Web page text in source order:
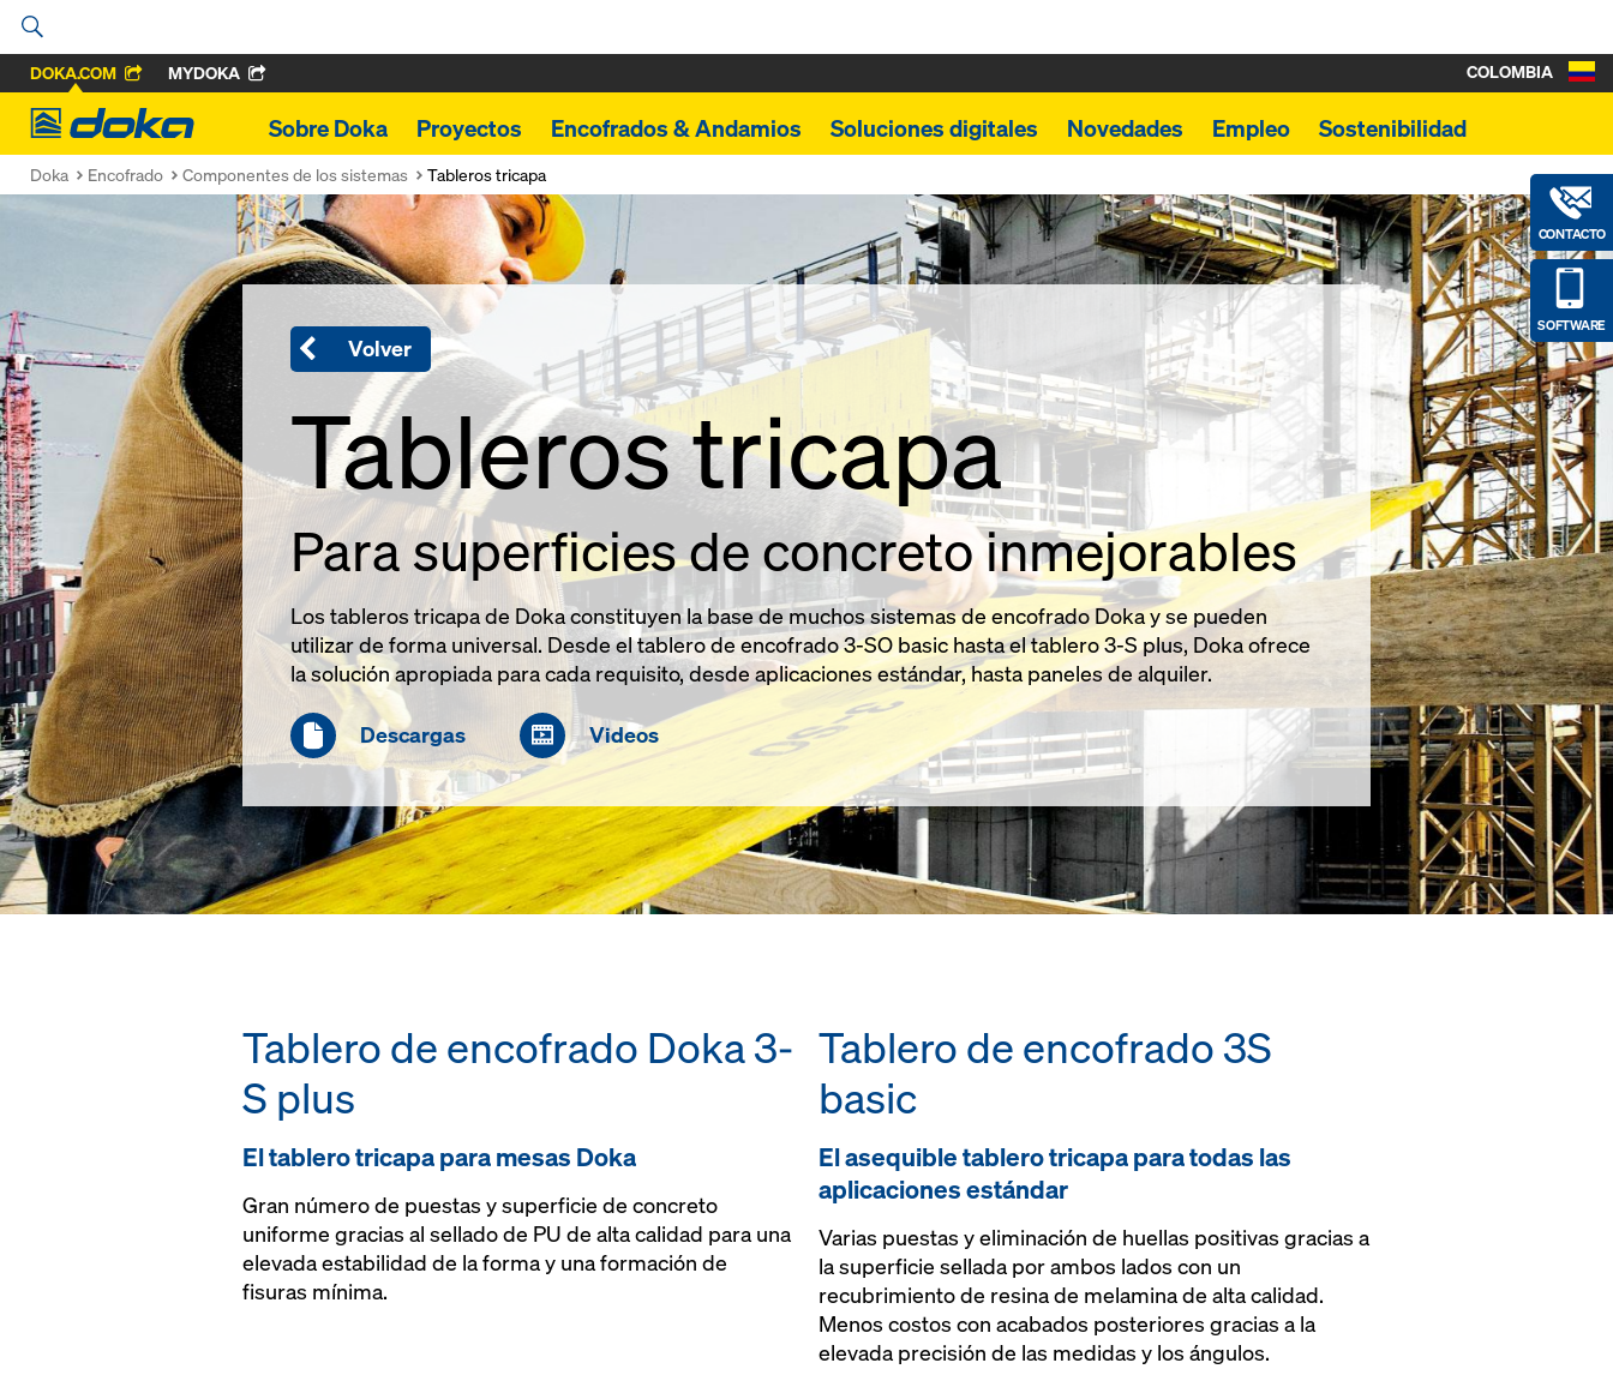
DOKA.COM MYDOKA
Doka
Sobre Doka Proyectos Encofrados & Andamios Soluciones digitales Novedades Empleo Sostenibilidad
CONTACTO
SOFTWARE
COLOMBIA
Doka Encofrado Componentes de los sistemas Tableros tricapa
Volver
Tableros tricapa
Para superficies de concreto inmejorables
Los tableros tricapa de Doka constituyen la base de muchos sistemas de encofrado Doka y se pueden
utilizar de forma universal. Desde el tablero de encofrado 3-SO basic hasta el tablero 3-S plus, Doka ofrece
la solución apropiada para cada requisito, desde aplicaciones estándar, hasta paneles de alquiler.
Descargas Videos
Tablero de encofrado Doka 3-
S plus
El tablero tricapa para mesas Doka
Gran número de puestas y superficie de concreto
uniforme gracias al sellado de PU de alta calidad para una
elevada estabilidad de la forma y una formación de
fisuras mínima.
Tablero de encofrado 3S
basic
El asequible tablero tricapa para todas las
aplicaciones estándar
Varias puestas y eliminación de huellas positivas gracias a
la superficie sellada por ambos lados con un
recubrimiento de resina de melamina de alta calidad.
Menos costos con acabados posteriores gracias a la
elevada precisión de las medidas y los ángulos.